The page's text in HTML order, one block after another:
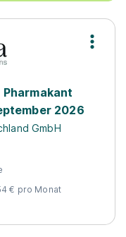
2026
GmbH
€ pro Monat